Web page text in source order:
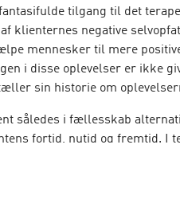
tilgang til det
klienternes negative
mennesker til mere
i disse oplevelser er ikke
sin historie om
således i fællesskab
fortid, nutid og fremtid. I